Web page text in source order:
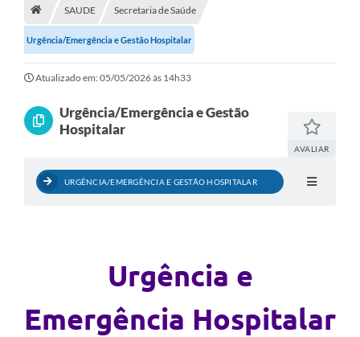
SAUDE Secretaria de Saúde
Urgência/Emergência e Gestão Hospitalar
Atualizado em: 05/05/2026 às 14h33
Urgência/Emergência e Gestão
Hospitalar
AVALIAR
URGÊNCIA/EMERGÊNCIA E GESTÃO HOSPITALAR
Urgência e
Emergência Hospitalar